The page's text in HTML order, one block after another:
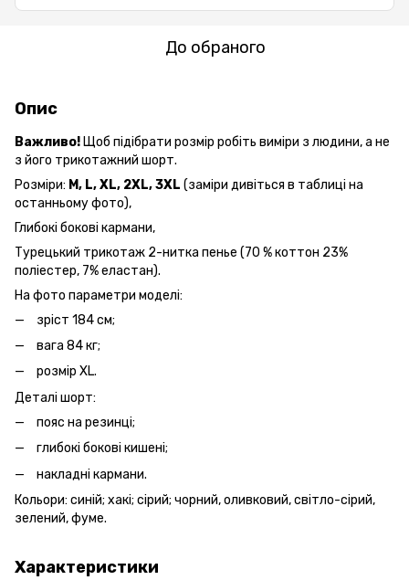
До обраного
Опис
Важливо! Щоб підібрати розмір робіть виміри з людини, а не
з його трикотажний шорт.
Розміри: M, L, XL, 2XL,3XL (заміри дивіться в таблиці на
останньому фото),
Глибокі бокові кармани,
Турецький трикотаж 2-нитка пенье (70 % коттон 23%
поліестер, 7% еластан).
На фото параметри моделі:
зріст 184 см;
вага 84 кг;
розмір XL.
Деталі шорт:
пояс на резинці;
глибокі бокові кишені;
накладні кармани.
Кольори: синій; хакі; сірий; чорний, оливковий, світло-сірий,
зелений, фуме.
Характеристики